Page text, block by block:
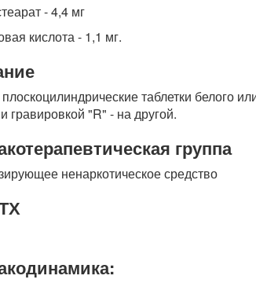
- 4,4 мг
кислота - 1,1 мг.
таблетки белого
гравировкой "R" - на другой.
группа
ненаркотическое средство